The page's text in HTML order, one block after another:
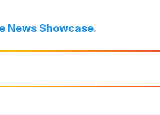
News Showcase.